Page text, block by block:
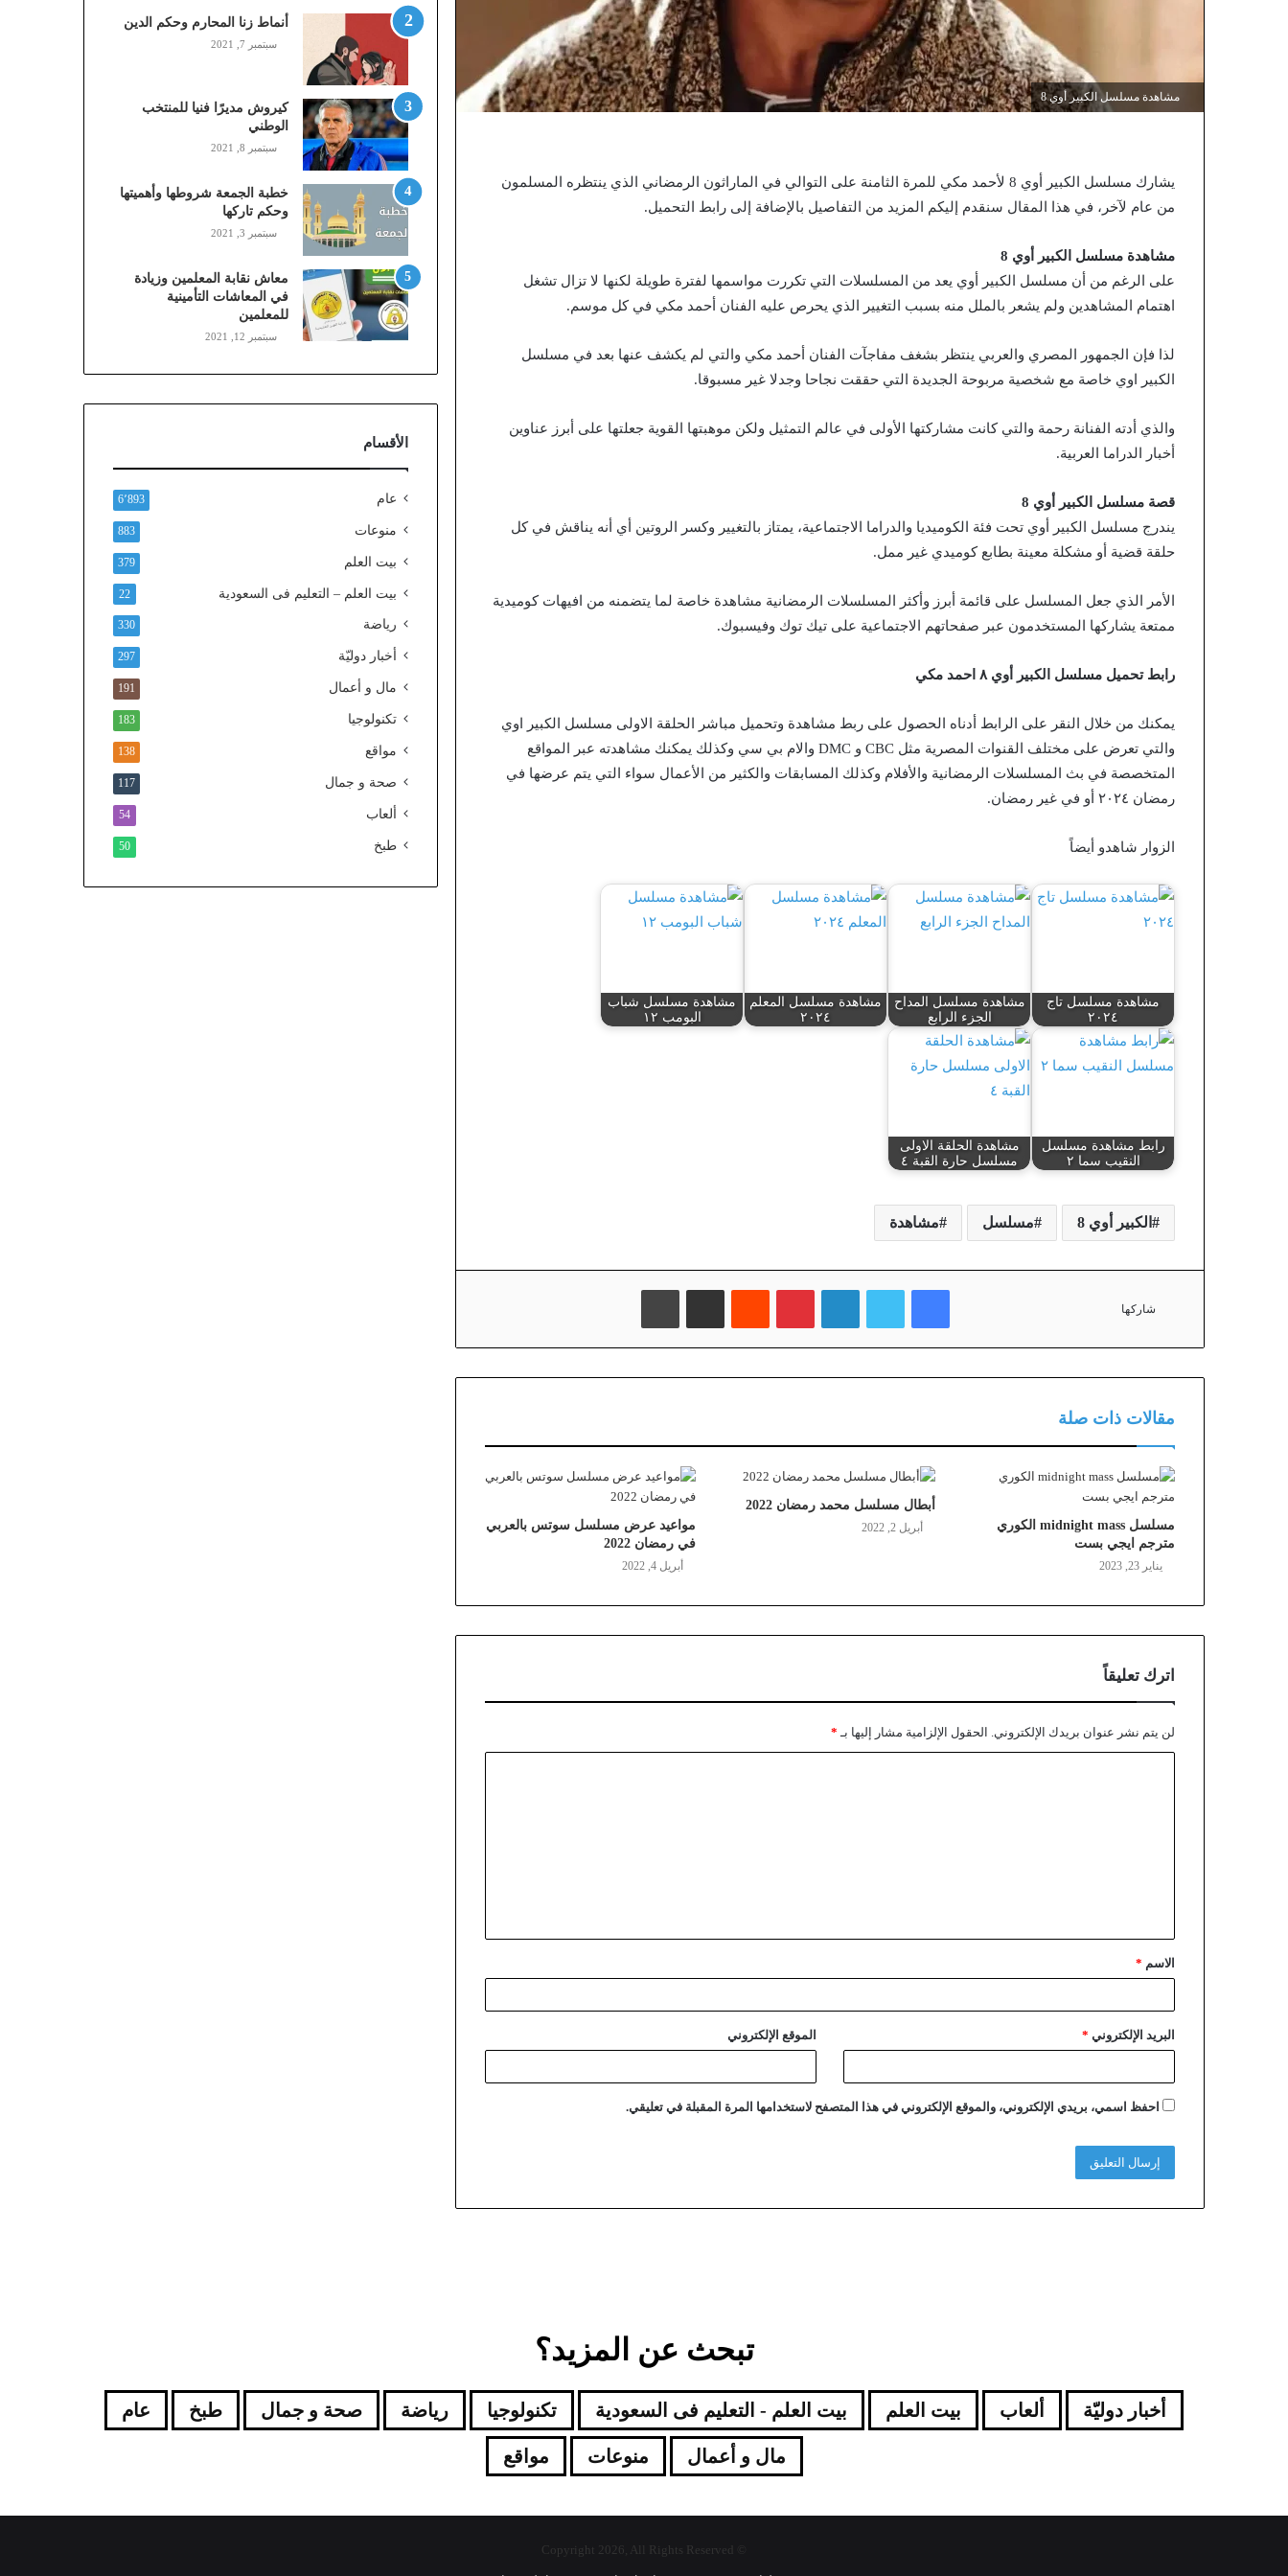
مشاهدة مسلسل الكبير أوي 8
يشارك مسلسل الكبير أوي 8 لأحمد مكي للمرة الثامنة على التوالي في الماراثون الرمضاني الذي ينتظره المسلمون
من عام لآخر، في هذا المقال سنقدم إليكم المزيد من التفاصيل بالإضافة إلى رابط التحميل.
مشاهدة مسلسل الكبير أوي 8
على الرغم من أن مسلسل الكبير أوي يعد من المسلسلات التي تكررت مواسمها لفترة طويلة لكنها لا تزال تشغل
اهتمام المشاهدين ولم يشعر بالملل منه بسبب التغيير الذي يحرص عليه الفنان أحمد مكي في كل موسم.
لذا فإن الجمهور المصري والعربي ينتظر بشغف مفاجآت الفنان أحمد مكي والتي لم يكشف عنها بعد في مسلسل
الكبير اوي خاصة مع شخصية مربوحة الجديدة التي حققت نجاحا وجدلا غير مسبوقا.
والذي أدته الفنانة رحمة والتي كانت مشاركتها الأولى في عالم التمثيل ولكن موهبتها القوية جعلتها على أبرز عناوين
أخبار الدراما العربية.
قصة مسلسل الكبير أوي 8
يندرج مسلسل الكبير أوي تحت فئة الكوميديا والدراما الاجتماعية، يمتاز بالتغيير وكسر الروتين أي أنه يناقش في كل
حلقة قضية أو مشكلة معينة بطابع كوميدي غير ممل.
الأمر الذي جعل المسلسل على قائمة أبرز وأكثر المسلسلات الرمضانية مشاهدة خاصة لما يتضمنه من افيهات كوميدية
ممتعة يشاركها المستخدمون عبر صفحاتهم الاجتماعية على تيك توك وفيسبوك.
رابط تحميل مسلسل الكبير أوي ٨ احمد مكي
يمكنك من خلال النقر على الرابط أدناه الحصول على ربط مشاهدة وتحميل مباشر الحلقة الاولى مسلسل الكبير اوي
والتي تعرض على مختلف القنوات المصرية مثل CBC و DMC والام بي سي وكذلك يمكنك مشاهدته عبر المواقع
المتخصصة في بث المسلسلات الرمضانية والأفلام وكذلك المسابقات والكثير من الأعمال سواء التي يتم عرضها في
رمضان ٢٠٢٤ أو في غير رمضان.
الزوار شاهدو أيضاً
مشاهدة مسلسل تاج
٢٠٢٤
مشاهدة مسلسل المداح
الجزء الرابع
مشاهدة مسلسل المعلم
٢٠٢٤
مشاهدة مسلسل شباب
البومب ١٢
رابط مشاهدة مسلسل
النقيب سما ٢
مشاهدة الحلقة الاولى
مسلسل حارة القبة ٤
الكبير أوي 8 مسلسل مشاهدة
شاركها
فيسبوك تويتر لينكدإن بينتيريست مشاركة عبر البريد
مقالات ذات صلة
مسلسل midnight mass الكوري
مترجم ايجي بست
يناير 23, 2023
أبطال مسلسل محمد رمضان 2022
أبريل 2, 2022
مواعيد عرض مسلسل سوتس بالعربي
في رمضان 2022
أبريل 4, 2022
اترك تعليقاً
لن يتم نشر عنوان بريدك الإلكتروني. الحقول الإلزامية مشار إليها بـ *
الاسم *
البريد الإلكتروني * الموقع الإلكتروني
احفظ اسمي، بريدي الإلكتروني، والموقع الإلكتروني في هذا المتصفح لاستخدامها المرة المقبلة في تعليقي.
,
م
ا
ي
ل
ي
،
ز
ي
ن
)
ع
ب
ر
ا
ن
ذ
و
ن
ي
ل
م
ح
أنماط زنا المحارم وحكم الدين
سبتمبر 7, 2021
كيروش مديرًا فنيا للمنتخب
الوطني
سبتمبر 8, 2021
خطبة الجمعة شروطها وأهميتها
وحكم تاركها
سبتمبر 3, 2021
معاش نقابة المعلمين وزيادة
في المعاشات التأمينية
للمعلمين
سبتمبر 12, 2021
الأقسام
عام 6٬893
منوعات 883
بيت العلم 379
بيت العلم – التعليم فى السعودية 22
رياضة 330
أخبار دوليّة 297
مال و أعمال 191
تكنولوجيا 183
مواقع 138
صحة و جمال 117
ألعاب 54
طبخ 50
تبحث عن المزيد؟
أخبار دوليّة ألعاب بيت العلم بيت العلم - التعليم فى السعودية تكنولوجيا رياضة صحة و جمال طبخ عام
مال و أعمال منوعات مواقع